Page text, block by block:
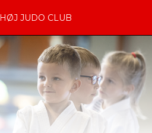
JUDO CLUB